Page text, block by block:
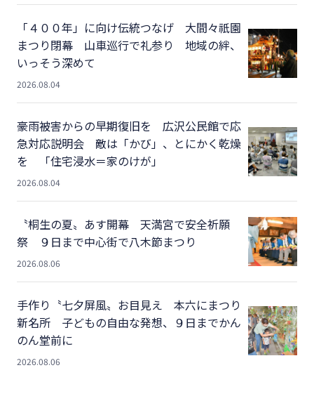
「４００年」に向け伝統つなげ 大間々祇園
まつり閉幕 山車巡行で礼参り 地域の絆、
いっそう深めて
2026.08.04
豪雨被害からの早期復旧を 広沢公民館で応
急対応説明会 敵は「かび」、とにかく乾燥
を 「住宅浸水＝家のけが」
2026.08.04
〝桐生の夏〟あす開幕 天満宮で安全祈願
祭 ９日まで中心街で八木節まつり
2026.08.06
手作り〝七夕屏風〟お目見え 本六にまつり
新名所 子どもの自由な発想、９日までかん
のん堂前に
2026.08.06